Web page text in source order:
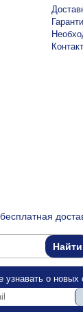
бесплатная
узнавать о